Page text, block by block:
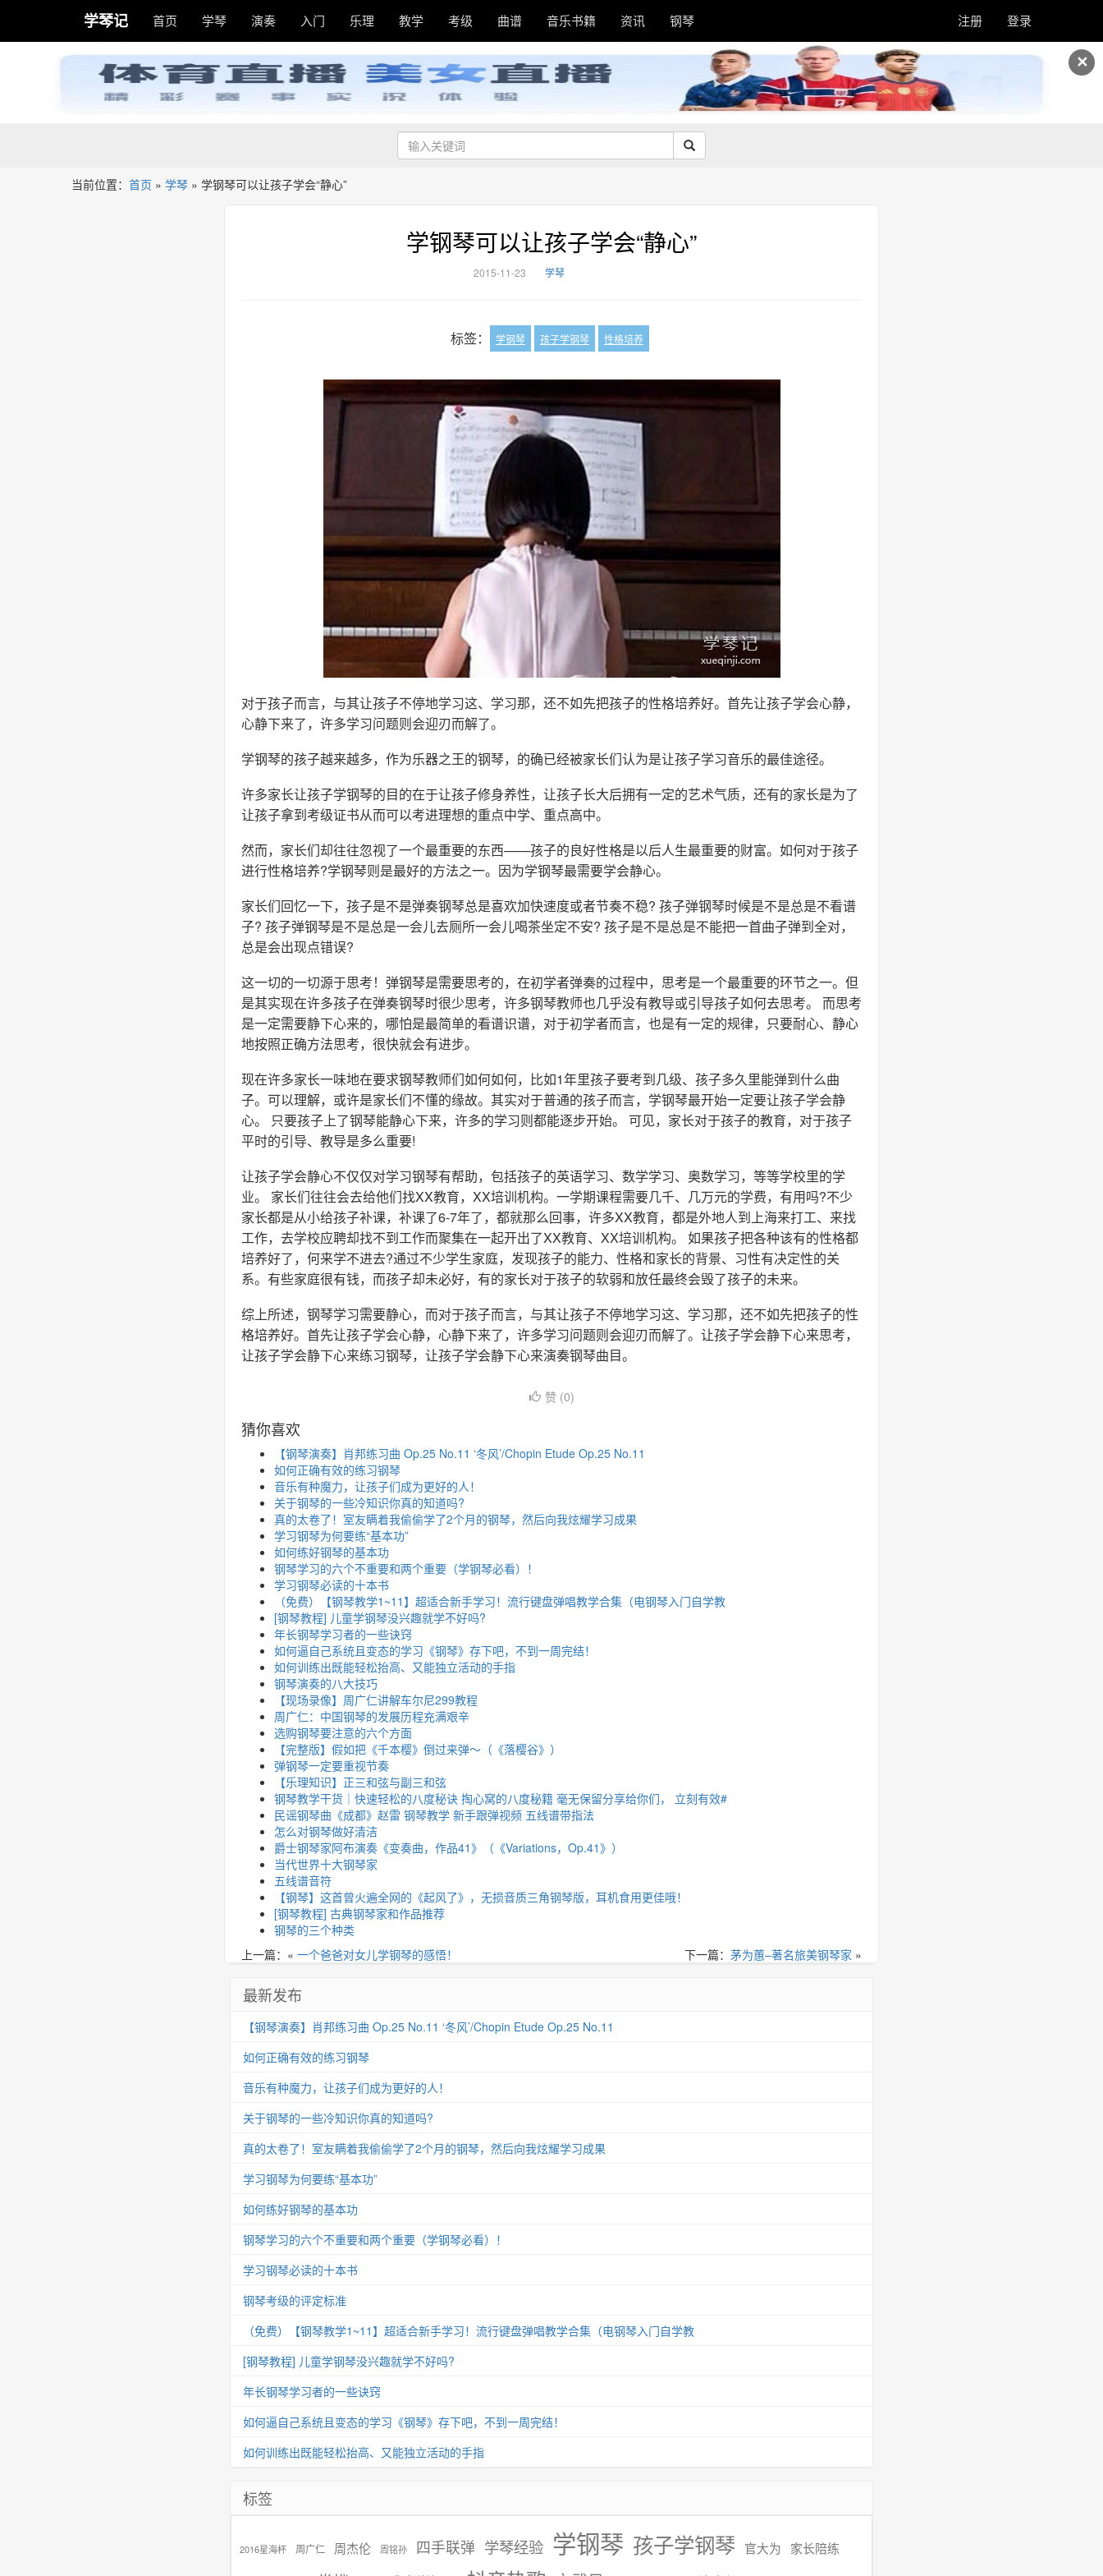
✕
学琴记 首页 学琴 演奏 入门 乐理 教学 考级 曲谱 音乐书籍 资讯 钢琴 注册 登录
当前位置： 首页 » 学琴 » 学钢琴可以让孩子学会“静心”
学钢琴可以让孩子学会“静心”
2015-11-23 学琴
标签： 学钢琴 孩子学钢琴 性格培养
对于孩子而言，与其让孩子不停地学习这、学习那，还不如先把孩子的性格培养好。首先让孩子学会心静，
心静下来了，许多学习问题则会迎刃而解了。
学钢琴的孩子越来越多，作为乐器之王的钢琴，的确已经被家长们认为是让孩子学习音乐的最佳途径。
许多家长让孩子学钢琴的目的在于让孩子修身养性，让孩子长大后拥有一定的艺术气质，还有的家长是为了
让孩子拿到考级证书从而可以考进理想的重点中学、重点高中。
然而，家长们却往往忽视了一个最重要的东西——孩子的良好性格是以后人生最重要的财富。如何对于孩子
进行性格培养?学钢琴则是最好的方法之一。因为学钢琴最需要学会静心。
家长们回忆一下，孩子是不是弹奏钢琴总是喜欢加快速度或者节奏不稳? 孩子弹钢琴时候是不是总是不看谱
子? 孩子弹钢琴是不是总是一会儿去厕所一会儿喝茶坐定不安? 孩子是不是总是不能把一首曲子弹到全对，
总是会出现点错误?
这一切的一切源于思考！弹钢琴是需要思考的，在初学者弹奏的过程中，思考是一个最重要的环节之一。但
是其实现在许多孩子在弹奏钢琴时很少思考，许多钢琴教师也几乎没有教导或引导孩子如何去思考。 而思考
是一定需要静下心来的，哪怕是最简单的看谱识谱，对于初学者而言，也是有一定的规律，只要耐心、静心
地按照正确方法思考，很快就会有进步。
现在许多家长一味地在要求钢琴教师们如何如何，比如1年里孩子要考到几级、孩子多久里能弹到什么曲
子。可以理解，或许是家长们不懂的缘故。其实对于普通的孩子而言，学钢琴最开始一定要让孩子学会静
心。 只要孩子上了钢琴能静心下来，许多的学习则都能逐步开始。 可见，家长对于孩子的教育，对于孩子
平时的引导、教导是多么重要!
让孩子学会静心不仅仅对学习钢琴有帮助，包括孩子的英语学习、数学学习、奥数学习，等等学校里的学
业。 家长们往往会去给他们找XX教育，XX培训机构。一学期课程需要几千、几万元的学费，有用吗?不少
家长都是从小给孩子补课，补课了6-7年了，都就那么回事，许多XX教育，都是外地人到上海来打工、来找
工作，去学校应聘却找不到工作而聚集在一起开出了XX教育、XX培训机构。 如果孩子把各种该有的性格都
培养好了，何来学不进去?通过不少学生家庭，发现孩子的能力、性格和家长的背景、习性有决定性的关
系。有些家庭很有钱，而孩子却未必好，有的家长对于孩子的软弱和放任最终会毁了孩子的未来。
综上所述，钢琴学习需要静心，而对于孩子而言，与其让孩子不停地学习这、学习那，还不如先把孩子的性
格培养好。首先让孩子学会心静，心静下来了，许多学习问题则会迎刃而解了。让孩子学会静下心来思考，
让孩子学会静下心来练习钢琴，让孩子学会静下心来演奏钢琴曲目。
赞 (0)
猜你喜欢
【钢琴演奏】肖邦练习曲 Op.25 No.11 ‘冬风’/Chopin Etude Op.25 No.11
如何正确有效的练习钢琴
音乐有种魔力，让孩子们成为更好的人！
关于钢琴的一些冷知识你真的知道吗?
真的太卷了！室友瞒着我偷偷学了2个月的钢琴，然后向我炫耀学习成果
学习钢琴为何要练“基本功”
如何练好钢琴的基本功
钢琴学习的六个不重要和两个重要（学钢琴必看）！
学习钢琴必读的十本书
（免费）【钢琴教学1~11】超适合新手学习！流行键盘弹唱教学合集（电钢琴入门自学教
[钢琴教程] 儿童学钢琴没兴趣就学不好吗?
年长钢琴学习者的一些诀窍
如何逼自己系统且变态的学习《钢琴》存下吧，不到一周完结！
如何训练出既能轻松抬高、又能独立活动的手指
钢琴演奏的八大技巧
【现场录像】周广仁讲解车尔尼299教程
周广仁：中国钢琴的发展历程充满艰辛
选购钢琴要注意的六个方面
【完整版】假如把《千本樱》倒过来弹～（《落樱谷》）
弹钢琴一定要重视节奏
【乐理知识】正三和弦与副三和弦
钢琴教学干货｜快速轻松的八度秘诀 掏心窝的八度秘籍 毫无保留分享给你们， 立刻有效#
民谣钢琴曲《成都》赵雷 钢琴教学 新手跟弹视频 五线谱带指法
怎么对钢琴做好清洁
爵士钢琴家阿布演奏《变奏曲，作品41》（《Variations，Op.41》）
当代世界十大钢琴家
五线谱音符
【钢琴】这首曾火遍全网的《起风了》，无损音质三角钢琴版，耳机食用更佳哦！
[钢琴教程] 古典钢琴家和作品推荐
钢琴的三个种类
下一篇： 茅为蕙–著名旅美钢琴家 »
上一篇：« 一个爸爸对女儿学钢琴的感悟！
最新发布
【钢琴演奏】肖邦练习曲 Op.25 No.11 ‘冬风’/Chopin Etude Op.25 No.11
如何正确有效的练习钢琴
音乐有种魔力，让孩子们成为更好的人！
关于钢琴的一些冷知识你真的知道吗?
真的太卷了！室友瞒着我偷偷学了2个月的钢琴，然后向我炫耀学习成果
学习钢琴为何要练“基本功”
如何练好钢琴的基本功
钢琴学习的六个不重要和两个重要（学钢琴必看）！
学习钢琴必读的十本书
钢琴考级的评定标准
（免费）【钢琴教学1~11】超适合新手学习！流行键盘弹唱教学合集（电钢琴入门自学教
[钢琴教程] 儿童学钢琴没兴趣就学不好吗?
年长钢琴学习者的一些诀窍
如何逼自己系统且变态的学习《钢琴》存下吧，不到一周完结！
如何训练出既能轻松抬高、又能独立活动的手指
标签
2016星海杯 周广仁 周杰伦 周铭孙 四手联弹 学琴经验 学钢琴 孩子学钢琴 官大为 家长陪练